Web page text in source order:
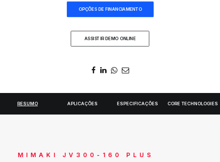
DIGIDELTA ACADEMY
OPÇÕES DE FINANCIAMENTO
ASSISTIR DEMO ONLINE
RESUMO APLICAÇÕES ESPECIFICAÇÕES CORE TECHNOLOGIES
MIMAKI JV300-160 PLUS